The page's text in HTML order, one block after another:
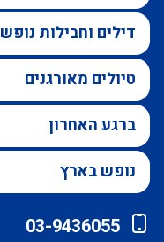
דילים וחבילות נופש
טיולים מאורגנים
ברגע האחרון
נופש בארץ
03-9436055